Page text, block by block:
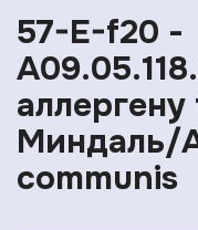
57-E-f20 -
Миндаль/
communis